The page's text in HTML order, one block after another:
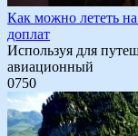
Как можно лететь
доплат
Используя для
авиационный
0750